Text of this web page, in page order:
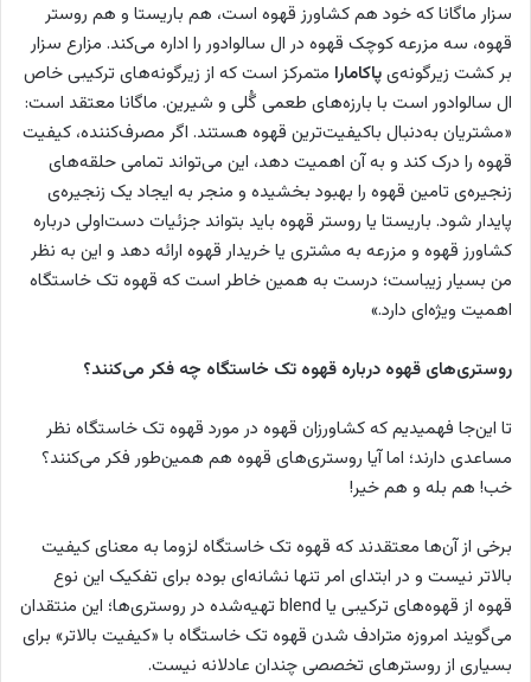
سزار ماگانا که خود هم کشاورز قهوه است، هم باریستا و هم روستر
قهوه، سه مزرعه کوچک قهوه در ال سالوادور را اداره می‌کند. مزارع سزار
بر کشت زیرگونه‌یپاکامارا متمرکز است که از زیرگونه‌های ترکیبی خاص
ال سالوادور است با بارزه‌های طعمی گُلی و شیرین. ماگانا معتقد است:
«مشتریان به‌دنبال باکیفیت‌ترین قهوه هستند. اگر مصرف‌کننده، کیفیت
قهوه را درک کند و به آن اهمیت دهد، این می‌تواند تمامی حلقه‌های
زنجیره‌ی تامین قهوه را بهبود بخشیده و منجر به ایجاد یک زنجیره‌ی
پایدار شود. باریستا یا روستر قهوه باید بتواند جزئیات دست‌اولی درباره
کشاورز قهوه و مزرعه به مشتری یا خریدار قهوه ارائه دهد و این به نظر
من بسیار زیباست؛ درست به همین خاطر است که قهوه تک خاستگاه
اهمیت ویژه‌ای دارد.»
روستری‌های قهوه درباره قهوه تک خاستگاه چه فکر می‌کنند؟
تا این‌جا فهمیدیم که کشاورزان قهوه در مورد قهوه تک خاستگاه نظر
مساعدی دارند؛ اما آیا روستری‌های قهوه هم همین‌طور فکر می‌کنند؟
خب! هم بله و هم خیر!
برخی از آن‌ها معتقدند که قهوه تک خاستگاه لزوما به معنای کیفیت
بالاتر نیست و در ابتدای امر تنها نشانه‌ای بوده برای تفکیک این نوع
قهوه از قهوه‌های ترکیبی یا blend تهیه‌شده در روستری‌ها؛ این منتقدان
می‌گویند امروزه مترادف شدن قهوه تک خاستگاه با «کیفیت بالاتر» برای
بسیاری از روسترهای تخصصی چندان عادلانه نیست.